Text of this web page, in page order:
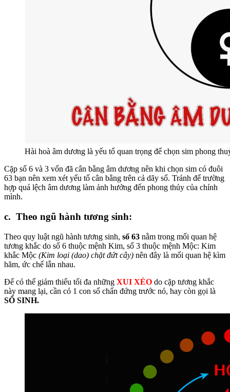
Hài hoà âm dương là yếu tố quan trọng để chọn sim phong
Cặp số 6 và 3 vốn đã cân bằng âm dương nên khi chọn sim có đuôi
63 bạn nên xem xét yếu tố cân bằng trên cả dãy số. Tránh để trường
hợp quá lệch âm dương làm ảnh hưởng đến phong thủy của chính
mình.
c. Theo ngũ hành tương sinh:
Theo quy luật ngũ hành tương sinh, số 63 nằm trong mối quan hệ
tương khắc do số 6 thuộc mệnh Kim, số 3 thuộc mệnh Mộc: Kim
khắc Mộc (Kim loại (dao) chặt đứt cây) nên đây là mối quan hệ kìm
hãm, ức chế lẫn nhau.
Để có thể giảm thiểu tối đa những XUI XẺO do cặp tương khắc
này mang lại, cần có 1 con số chấn đứng trước nó, hay còn gọi là
SỐ SINH.